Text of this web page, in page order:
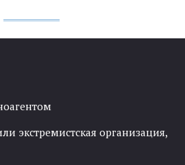
экстремистская организация,